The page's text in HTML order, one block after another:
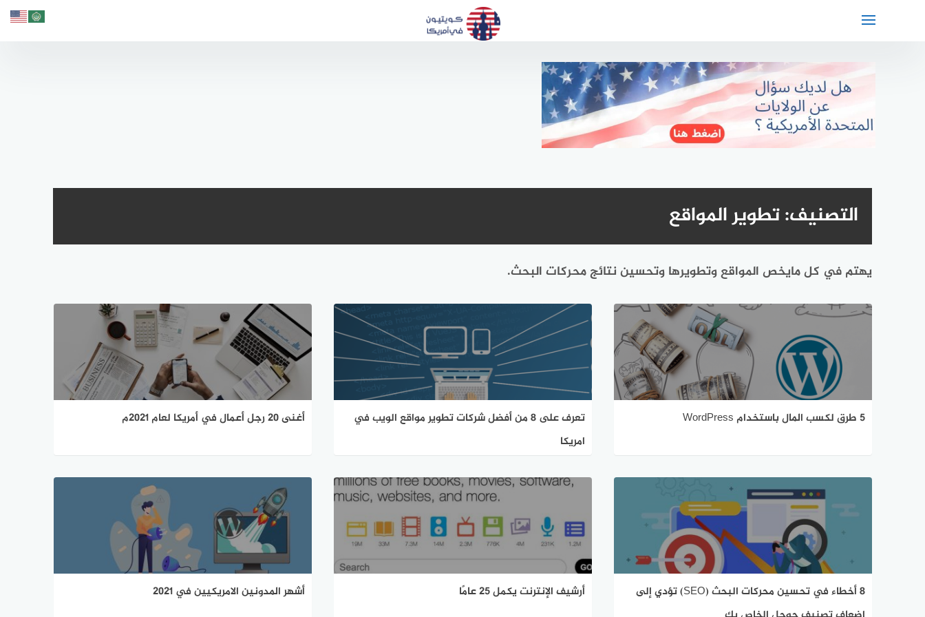
التصنيف:تطوير المواقع
يهتم في كل مايخص المواقع وتطويرها وتحسين نتائج محركات البحث.
5 طرق لكسب المال باستخدام WordPress
تعرف على 8 من أفضل شركات تطوير مواقع الويب في
امريكا
أغنى 20 رجل أعمال في أمريكا لعام 2021م
8 أخطاء في تحسين محركات البحث (SEO) تؤدي إلى
أرشيف الإنترنت يكمل 25 عامًا أشهر المدونين الامريكيين في 2021